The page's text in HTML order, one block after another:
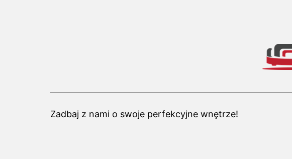
Zadbaj z nami o swoje perfekcyjne wnętrze!